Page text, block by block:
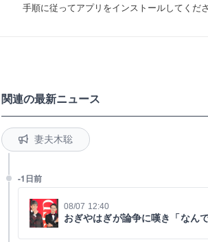
手順に従ってアプリをインストールしてくださ
関連の最新ニュース
妻夫木聡
-1日前
08/07 12:40
おぎやはぎが論争に嘆き「なん